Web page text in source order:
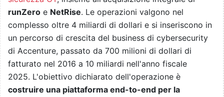
runZero e NetRise. Le operazioni valgono nel
complesso oltre 4 miliardi di dollari e si inseriscono in
un percorso di crescita del business di cybersecurity
di Accenture, passato da 700 milioni di dollari di
fatturato nel 2016 a 10 miliardi nell'anno fiscale
2025. L'obiettivo dichiarato dell'operazione è
costruire una piattaforma end-to-end per la